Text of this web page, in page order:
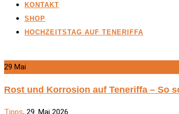
KONTAKT
SHOP
HOCHZEITSTAG AUF TENERIFFA
29 Mai
Rost und Korrosion auf Teneriffa – So
Tipps, 29. Mai 2026